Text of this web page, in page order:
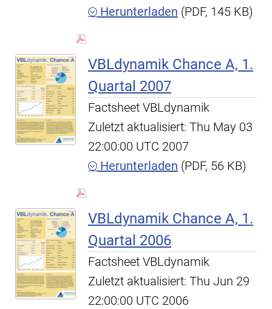
Herunterladen (PDF, 145 KB)
VBLdynamik Chance A, 1.
Quartal 2007
Factsheet VBLdynamik
Zuletzt aktualisiert: Thu May 03
22:00:00 UTC 2007
Herunterladen (PDF, 56 KB)
VBLdynamik Chance A, 1.
Quartal 2006
Factsheet VBLdynamik
Zuletzt aktualisiert: Thu Jun 29
22:00:00 UTC 2006